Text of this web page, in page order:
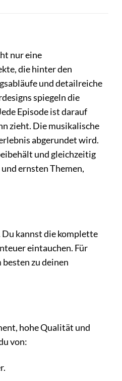
nur eine
die hinter den
und detailreiche
spiegeln die
Episode ist darauf
zieht. Die musikalische
abgerundet wird.
und gleichzeitig
ernsten Themen,
Du kannst die komplette
eintauchen. Für
zu deinen
hohe Qualität und
von: